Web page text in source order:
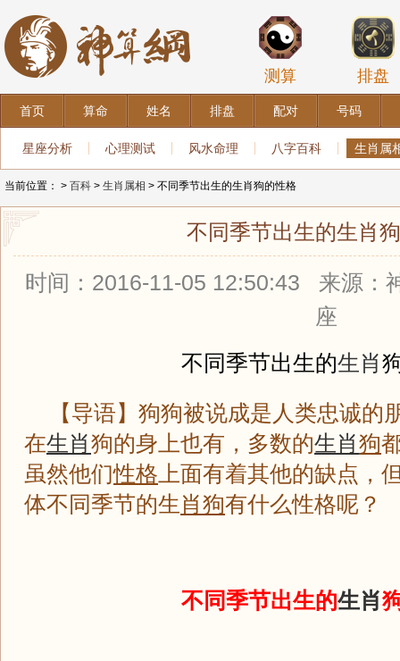
测算 排盘
首页 算命 姓名 排盘 配对 号码
星座分析 心理测试 风水命理 八字百科 生肖属
当前位置： > 百科 > 生肖属相 > 不同季节出生的生肖狗的性格
不同季节出生的生肖
时间：2016-11-05 12:50:43 来源：
座
不同季节出生的生肖
【导语】狗狗被说成是人类忠诚的
在生肖狗的身上也有，多数的生肖狗
虽然他们性格 上面有着其他的缺点，
体不同季节的生肖狗有什么性格呢？
不同季节出生的生肖